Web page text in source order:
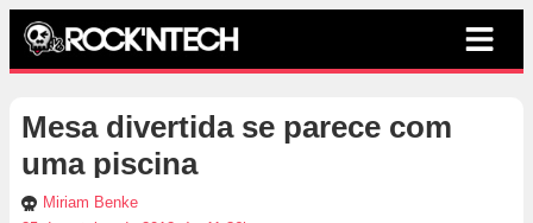
Mesa divertida se parece com
uma piscina
Miriam Benke